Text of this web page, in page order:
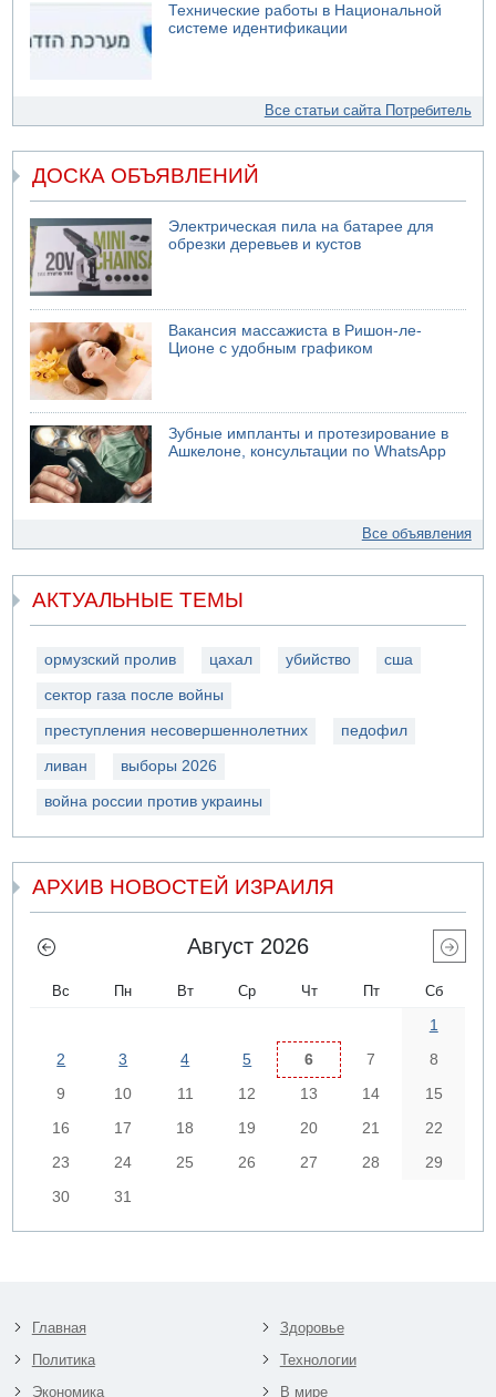
Технические работы в Национальной
системе идентификации
Все статьи сайта Потребитель
ДОСКА ОБЪЯВЛЕНИЙ
Электрическая пила на батарее для
обрезки деревьев и кустов
Вакансия массажиста в Ришон-ле-
Ционе с удобным графиком
Зубные импланты и протезирование в
Ашкелоне, консультации по WhatsApp
Все объявления
АКТУАЛЬНЫЕ ТЕМЫ
ормузский пролив цахал убийство сша
сектор газа после войны
преступления несовершеннолетних педофил
ливан выборы 2026
война россии против украины
АРХИВ НОВОСТЕЙ ИЗРАИЛЯ
Август 2026
Вс Пн Вт Ср Чт Пт Сб
1
2
3 4 5 6 7
8
9
10 11 12 13 14
15
16
17 18 19 20 21
22
23
24 25 26 27 28
29
30
31
Главная
Политика
Экономика
Здоровье
Технологии
В мире